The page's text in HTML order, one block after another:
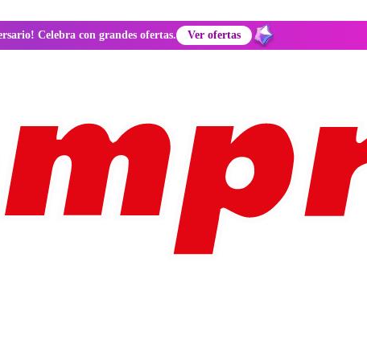
Celebra con grandes ofertas. Ver ofertas